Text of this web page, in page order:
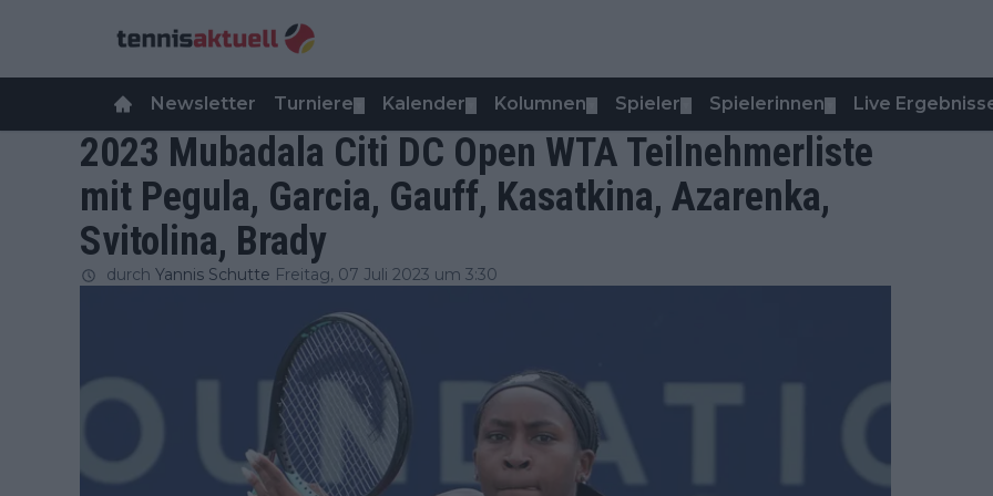
Newsletter Turniere Kalender Kolumnen Spieler Spielerinnen Live
2023 Mubadala Citi DC Open WTA Teilnehmerliste
mit Pegula, Garcia, Gauff, Kasatkina, Azarenka,
Svitolina, Brady
durch Yannis Schutte Freitag, 07 Juli 2023 um 3:30